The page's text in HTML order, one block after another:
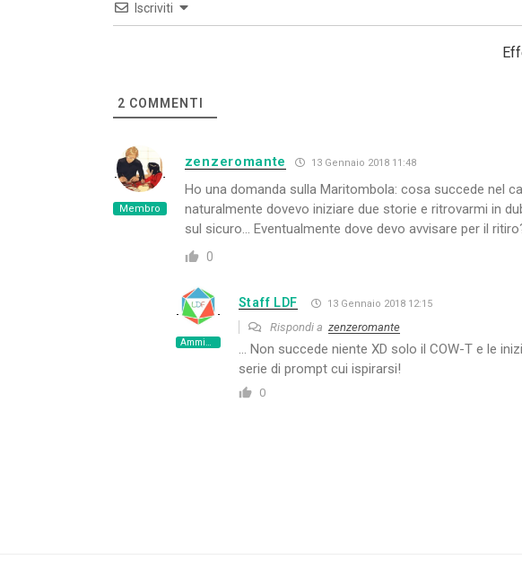
Iscriviti
2 COMMENTI
Membro
zenzeromante 13 Gennaio 2018 11:48
Ho una domanda sulla Maritombola: cosa succede nel
naturalmente dovevo iniziare due storie e ritrovarmi in
sul sicuro… Eventualmente dove devo avvisare per il
0
Staff LDF 13 Gennaio 2018 12:15
Rispondi a zenzeromante
… Non succede niente XD solo il COW-T e le
serie di prompt cui ispirarsi!
0